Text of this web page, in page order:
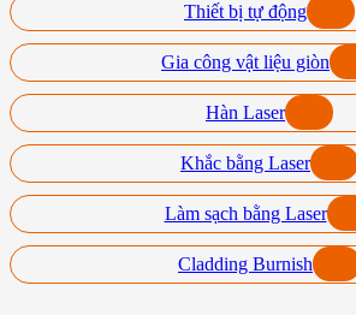
Thiết bị tự động
Gia công vật liệu giòn
Hàn Laser
Khắc bằng Laser
Làm sạch bằng Laser
Cladding Burnish